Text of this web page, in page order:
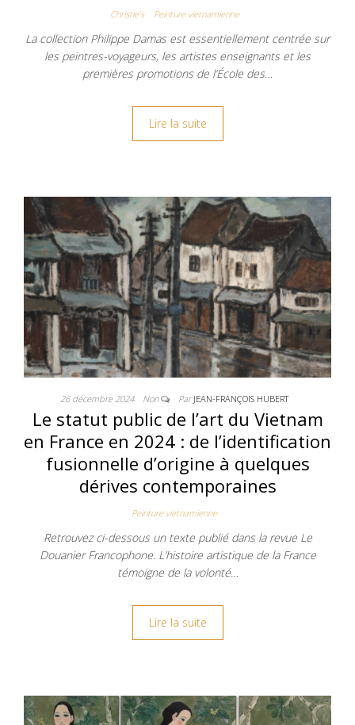
Christie's Peinture vietnamienne
La collection Philippe Damas est essentiellement centrée sur
les peintres-voyageurs, les artistes enseignants et les
premières promotions de l’École des…
Lire la suite
26 décembre 2024 Non ParJEAN-FRANÇOIS HUBERT
Le statut public de l’art du Vietnam
en France en 2024 : de l’identification
fusionnelle d’origine à quelques
dérives contemporaines
Peinture vietnamienne
Retrouvez ci-dessous un texte publié dans la revue Le
Douanier Francophone. L’histoire artistique de la France
témoigne de la volonté…
Lire la suite